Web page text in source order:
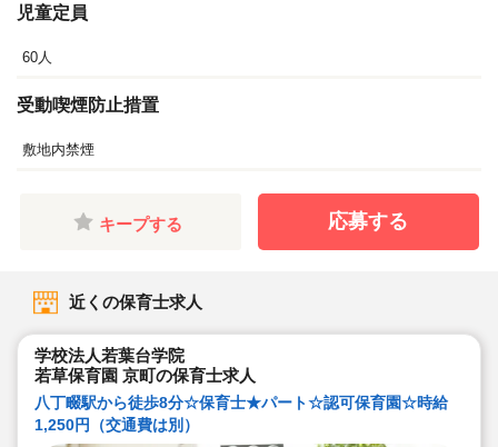
児童定員
60人
受動喫煙防止措置
敷地内禁煙
キープする 応募する
近くの保育士求人
学校法人若葉台学院
若草保育園 京町の保育士求人
八丁畷駅から徒歩8分☆保育士★パート☆認可保育園☆時給
1,250円（交通費は別）